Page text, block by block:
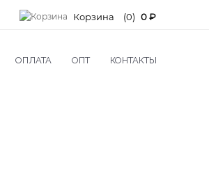
Корзина (0) 0 ₽
ОПЛАТА ОПТ КОНТАКТЫ